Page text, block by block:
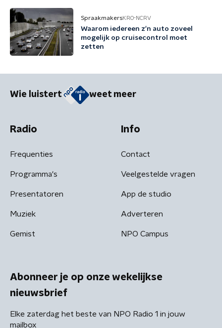
SpraakmakersKRO-NCRV
Waarom iedereen z'n auto zoveel
mogelijk op cruisecontrol moet
zetten
Wie luistert weet meer
Radio
Frequenties
Programma's
Presentatoren
Muziek
Gemist
Info
Contact
Veelgestelde vragen
App de studio
Adverteren
NPO Campus
Abonneer je op onze wekelijkse
nieuwsbrief
Elke zaterdag het beste van NPO Radio 1 in jouw
mailbox